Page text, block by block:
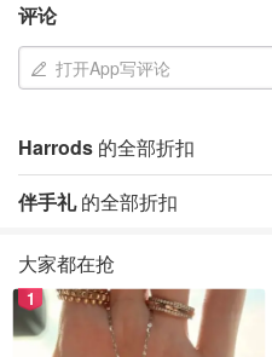
评论
打开App写评论
Harrods 的全部折扣
伴手礼的全部折扣
大家都在抢
1